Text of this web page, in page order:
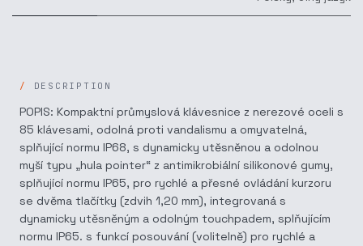
DESCRIPTION
POPIS: Kompaktní průmyslová klávesnice z nerezové oceli s
85 klávesami, odolná proti vandalismu a omyvatelná,
splňující normu IP68, s dynamicky utěsněnou a odolnou
myší typu „hula pointer“ z antimikrobiální silikonové gumy,
splňující normu IP65, pro rychlé a přesné ovládání kurzoru
se dvěma tlačítky (zdvih 1,20 mm), integrovaná s
dynamicky utěsněným a odolným touchpadem, splňujícím
normu IP65. s funkcí posouvání (volitelně) pro rychlé a